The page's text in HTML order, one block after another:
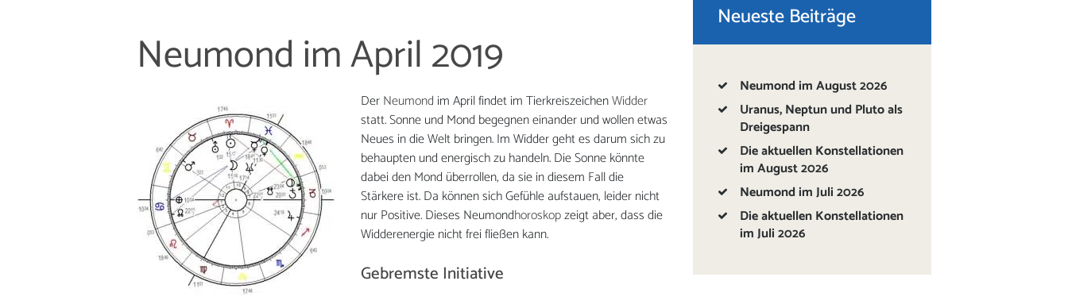
Neumond im April 2019
DerNeumond im April findet im TierkreiszeichenWidder
statt. Sonne und Mond begegnen einander und wollen etwas
Neues in die Welt bringen. Im Widder geht es darum sich zu
behaupten und energisch zu handeln. Die Sonne könnte
dabei den Mond überrollen, da sie in diesem Fall die
Stärkere ist. Da können sich Gefühle aufstauen, leider nicht
nur Positive. Dieses Neumondhoroskopzeigt aber, dass die
Widderenergie nicht frei fließen kann.
Gebremste Initiative
Neueste Beiträge
Neumond im August 2026
Uranus, Neptun und Pluto als
Dreigespann
Die aktuellen Konstellationen
im August 2026
Neumond im Juli 2026
Die aktuellen Konstellationen
im Juli 2026